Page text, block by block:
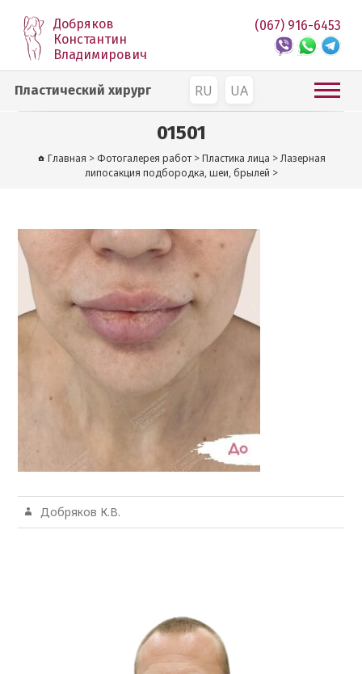
Добряков
Константин
Владимирович
RU UA
(067) 916-6453
Пластический хирург
01501
Главная > Фотогалерея работ >Пластика лица >Лазерная
липосакция подбородка, шеи, брылей >
Добряков К.В.